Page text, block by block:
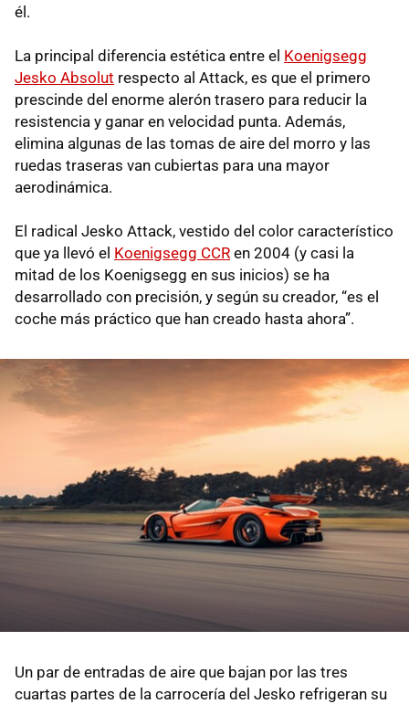
él.
La principal diferencia estética entre el Koenigsegg
Jesko Absolut respecto al Attack, es que el primero
prescinde del enorme alerón trasero para reducir la
resistencia y ganar en velocidad punta. Además,
elimina algunas de las tomas de aire del morro y las
ruedas traseras van cubiertas para una mayor
aerodinámica.
El radical Jesko Attack, vestido del color característico
que ya llevó el Koenigsegg CCR en 2004 (y casi la
mitad de los Koenigsegg en sus inicios) se ha
desarrollado con precisión, y según su creador, “es el
coche más práctico que han creado hasta ahora”.
Un par de entradas de aire que bajan por las tres
cuartas partes de la carrocería del Jesko refrigeran su